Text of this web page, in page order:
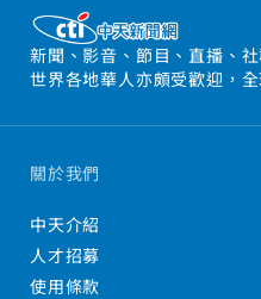
新聞、影音、節目、直播、
世界各地華人亦頗受歡迎，
關於我們
中天介紹
人才招募
使用條款